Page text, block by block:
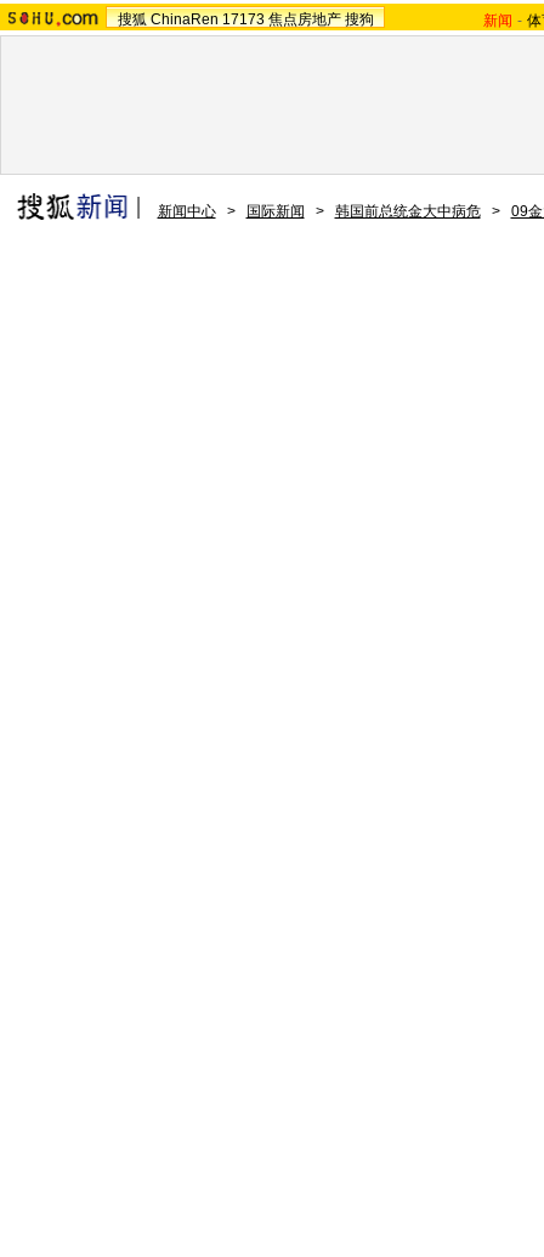
搜狐 ChinaRen 17173 焦点房地产 搜狗 新闻 -
新闻中心 > 国际新闻 > 韩国前总统金大中病危 > 09